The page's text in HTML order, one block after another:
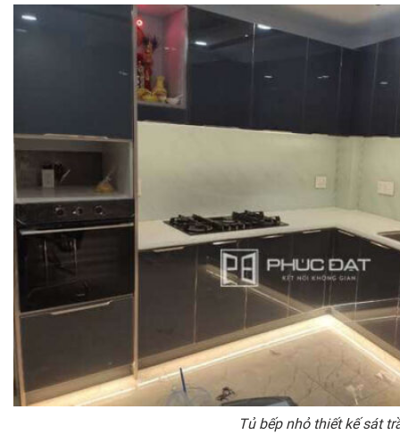
Tủ bếp nhỏ thiết kế sát